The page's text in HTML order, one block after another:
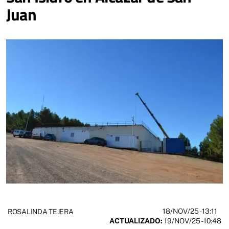
Juan
ROSALINDA TEJERA 18/NOV/25- 13:11
ACTUALIZADO: 19/NOV/25 - 10:48